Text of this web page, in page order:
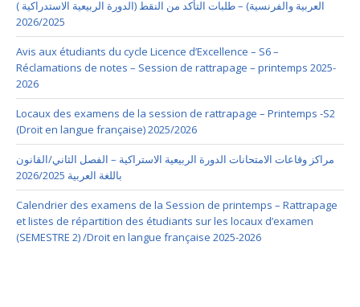
العربية والفرنسية) – طلبات التأكد من النقط (الدورة الربيعية الاستدراكية )
2026/2025
Avis aux étudiants du cycle Licence d’Excellence – S6 –
Réclamations de notes – Session de rattrapage – printemps 2025-
2026
Locaux des examens de la session de rattrapage – Printemps -S2
(Droit en langue française) 2025/2026
مراكز وقاعات الامتحانات الدورة الربيعية الاستراكية – الفصل الثاني/القانون
باللغة العربية 2026/2025
Calendrier des examens de la Session de printemps – Rattrapage
et listes de répartition des étudiants sur les locaux d’examen
(SEMESTRE 2) /Droit en langue française 2025-2026